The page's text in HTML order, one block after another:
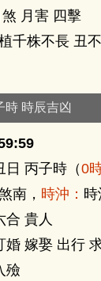
煞 月害 四擊
千株不長 丑
時 時辰吉凶
日 丙子時（0
南， 時沖：
合 貴人
婚 嫁娶 出行
殮